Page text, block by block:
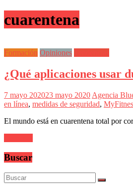
Revista
iBlue
Marketing
de
Mercadeo
y
Medios
de
la
Agencia
Blue
Design
Colombia
y
sus
filiales
en
cuarentena
Formación Opiniones
¿Qué aplicaciones usar
7 mayo 202023 mayo 2020 Agencia
en línea, medidas de seguridad,
El mundo está en cuarentena total por
Buscar